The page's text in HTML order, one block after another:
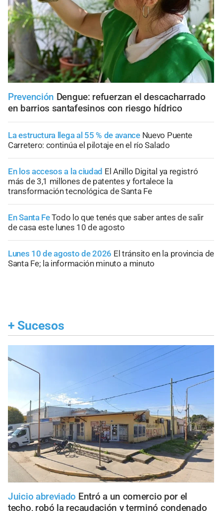
Prevención Dengue: refuerzan el descacharrado
en barrios santafesinos con riesgo hídrico
La estructura llega al 55 % de avance Nuevo Puente
Carretero: continúa el pilotaje en el río Salado
En los accesos a la ciudad El Anillo Digital ya registró
más de 3,1 millones de patentes y fortalece la
transformación tecnológica de Santa Fe
En Santa FeTodo lo que tenés que saber antes de salir
de casa este lunes 10 de agosto
Lunes 10 de agosto de 2026 El tránsito en la provincia de
Santa Fe; la información minuto a minuto
+ Sucesos
Juicio abreviado Entró a un comercio por el
techo, robó la recaudación y terminó condenado